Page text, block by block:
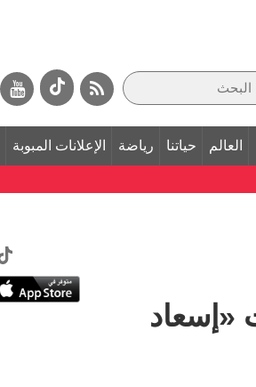
العالم حياتنا رياضة الإعلانات المبوبة
«إسعاد